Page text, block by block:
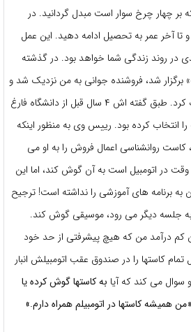
چهار چرخ سوار است مبدل گردانید. در
و تا آخر عمر به تحصیل ادامه دهید. این عمل
در روند زندگی شما خواهد بود. در گذشته
برگزار شد، فروشنده جوانی به من نزدیک شد و
از خود و زندگیش برایم تعریف کرد. طبق گفته اش ۴ سال قبل از دانشگاه فارغ
انتخاب کرده بود. رییس وی به منظور اینکه
کاست روانشناسی اعمال فروش را به او می
در اتومبیل است به آن گوش کند، اما این
برنامه های آموزشی را نداشته است! ترجیح
جلسه دیگر می رود، موسیقی گوش کند.
کم درآمد من که هیچ پیشرفتی از حد خود
کاستها را در صندوق عقب اتومبیلش انبار
سوال می کند که آیا به کاستها گوش کرده یا
همیشه کاستها در اتومبیلم همراه دارم.»